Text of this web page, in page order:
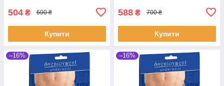
504 ₴ 600 ₴
Купити
588 ₴ 700 ₴
Купити
–16% –16%